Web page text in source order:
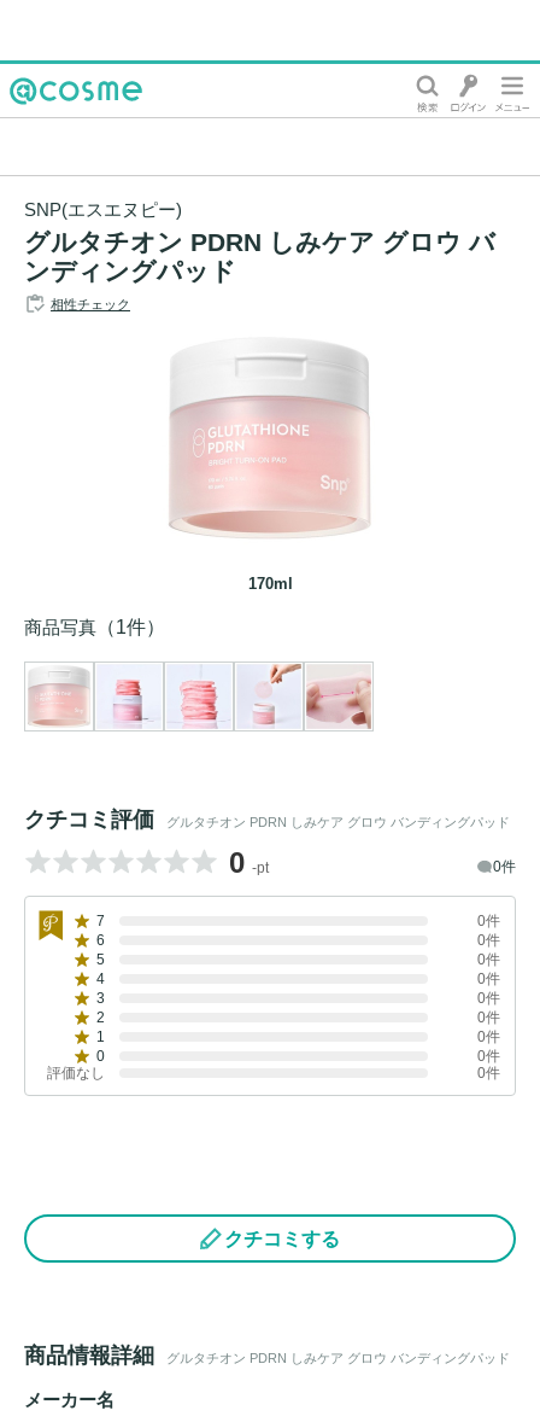
SNP(エスエヌピー)
グルタチオン PDRN しみケア グロウ バ
ンディングパッド
相性チェック
170ml
商品写真 （1件）
クチコミ評価 グルタチオン PDRN しみケア グロウ バンディングパッド
0 -pt 0件
7
0件
6
0件
5
0件
4
0件
3
0件
2
0件
1
0件
0
0件
評価なし
0件
クチコミする
商品情報詳細 グルタチオン PDRN しみケア グロウ バンディングパッド
メーカー名